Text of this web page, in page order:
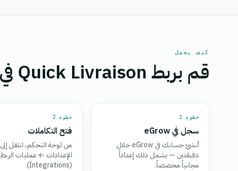
كيف يعمل
قم بربط Quick Livraison في خمس خطوات.
خطوة 1
سجل في eGrow
أنشئ حسابك في eGrow خلال
دقيقتين — يشمل ذلك إعداداً
مجانياً مخصصاً.
خطوة 2
فتح التكاملات
من لوحة التحكم، انتقل إلى
الإعدادات ← عمليات الربط
(Integrations).